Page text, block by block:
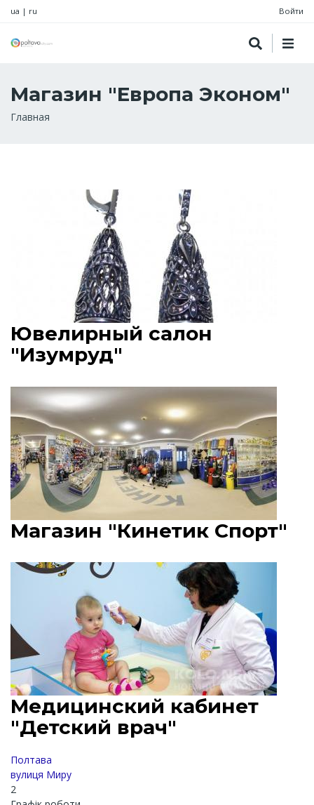
ua | ru Войти
Магазин "Европа Эконом"
Строка
Главная
Ювелирный салон
"Изумруд"
Магазин "Кинетик Спорт"
Медицинский кабинет
"Детский врач"
Полтава
вулиця Миру
2